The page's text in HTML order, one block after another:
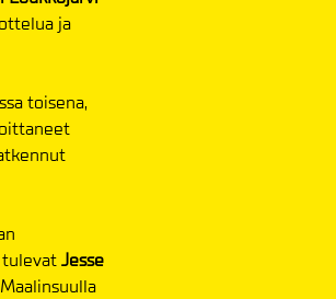
ja
toisena,
tulevatJesse